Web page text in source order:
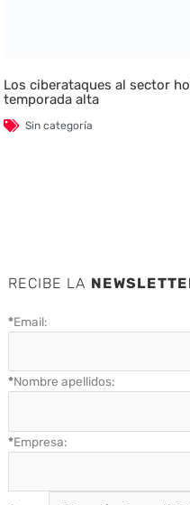
Los ciberataques al sector
temporada alta
Sin categoría
RECIBE LA
*Email:
*Nombre apellidos:
*Empresa: